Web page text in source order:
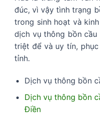
đúc, vì vậy tình trạng
trong sinh hoạt và
dịch vụ thông bồn cầu
triệt để và uy tín,
tỉnh.
Dịch vụ thông bồn
Dịch vụ thông bồn
Điền